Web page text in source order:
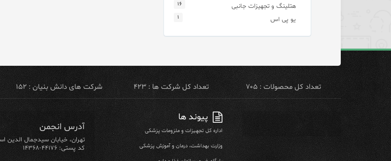
هتلینگ و تجهیزات جانبی ۱۶
یو پی اس ۱
تعداد کل محصولات : ۷۰۵ تعداد کل شرکت ها : ۴۲۳ شرکت های دانش بنیان : ۱۵۲
پیوند ها
اداره کل تجهیزات و ملزومات پزشکی
وزارت بهداشت، درمان و آموزش پزشکی
آدرس انجمن
تهران، خیابان سیدجمال الدین اسدآبادی(یوسف
کد پستی: ۴۴۱۷۶-۱۴۳۶۸